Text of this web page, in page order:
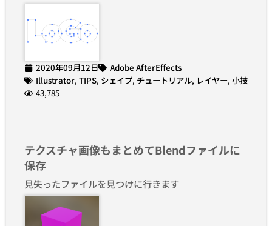
2020年09月12日
Adobe AfterEffects
Illustrator, TIPS, シェイプ, チュートリアル, レイヤー, 小技
43,785
テクスチャ画像もまとめてBlendファイルに
保存
見失ったファイルを見つけに行きます